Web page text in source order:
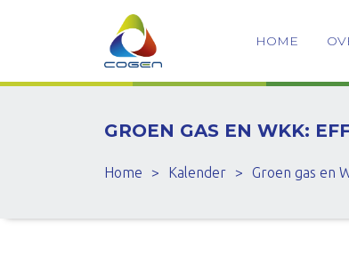
HOME
GROEN GAS EN WKK:
Home > Kalender > Groen gas en